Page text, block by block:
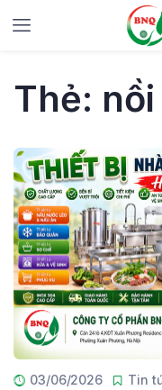
Thẻ:
03/06/2026
Tin